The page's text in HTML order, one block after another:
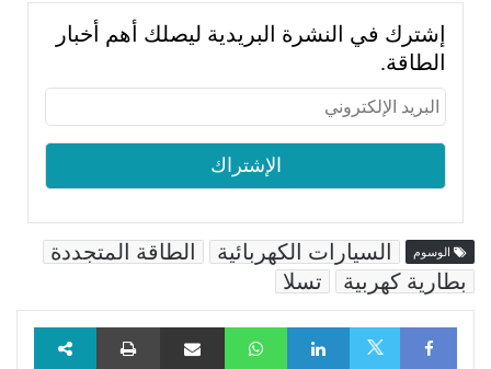
إشترك في النشرة البريدية ليصلك أهم أخبار
الطاقة.
الوسوم السيارات الكهربائية
الطاقة المتجددة
بطارية كهربية
تسلا
Facebook
LinkedIn
WhatsAppمشاركة عبر البريد طباعة